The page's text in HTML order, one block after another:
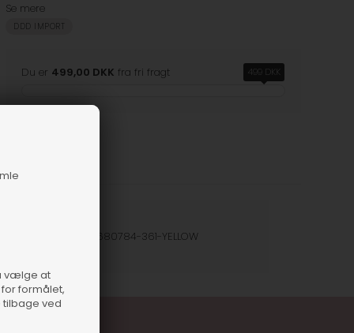
vælge at
formålet,
tilbage ved
Se mere
DDD IMPORT
Du er 499,00 DKK fra fri fragt 499 DKK
11200-710680784-361-YELLOW